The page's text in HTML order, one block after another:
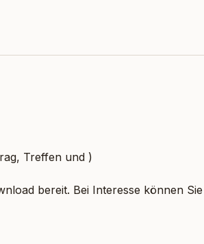
Treffen und )
bereit. Bei Interesse können